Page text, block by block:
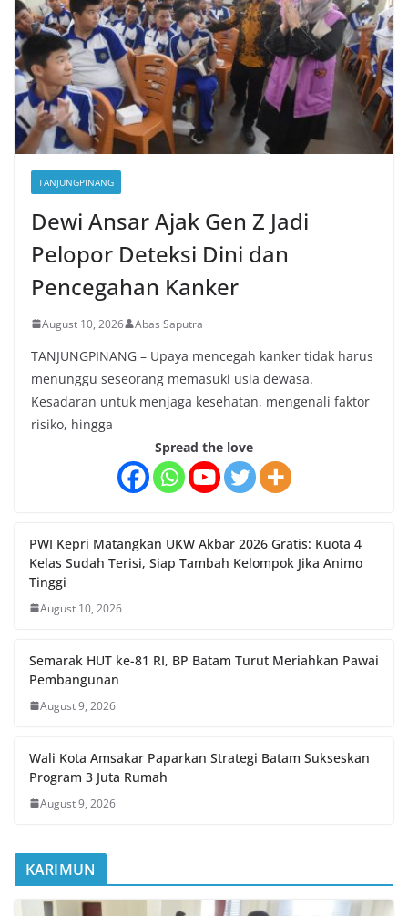
TANJUNGPINANG
Dewi Ansar Ajak Gen Z Jadi
Pelopor Deteksi Dini dan
Pencegahan Kanker
August 10, 2026 Abas Saputra
TANJUNGPINANG – Upaya mencegah kanker tidak harus
menunggu seseorang memasuki usia dewasa.
Kesadaran untuk menjaga kesehatan, mengenali faktor
risiko, hingga
Spread the love
PWI Kepri Matangkan UKW Akbar 2026 Gratis: Kuota 4
Kelas Sudah Terisi, Siap Tambah Kelompok Jika Animo
Tinggi
August 10, 2026
Semarak HUT ke-81 RI, BP Batam Turut Meriahkan Pawai
Pembangunan
August 9, 2026
Wali Kota Amsakar Paparkan Strategi Batam Sukseskan
Program 3 Juta Rumah
August 9, 2026
KARIMUN